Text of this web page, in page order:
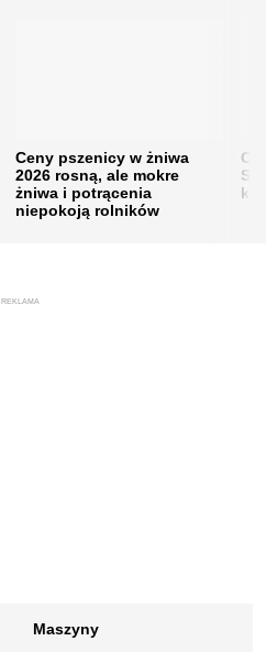
Ceny pszenicy w żniwa
2026 rosną, ale mokre
żniwa i potrącenia
niepokoją rolników
REKLAMA
Maszyny